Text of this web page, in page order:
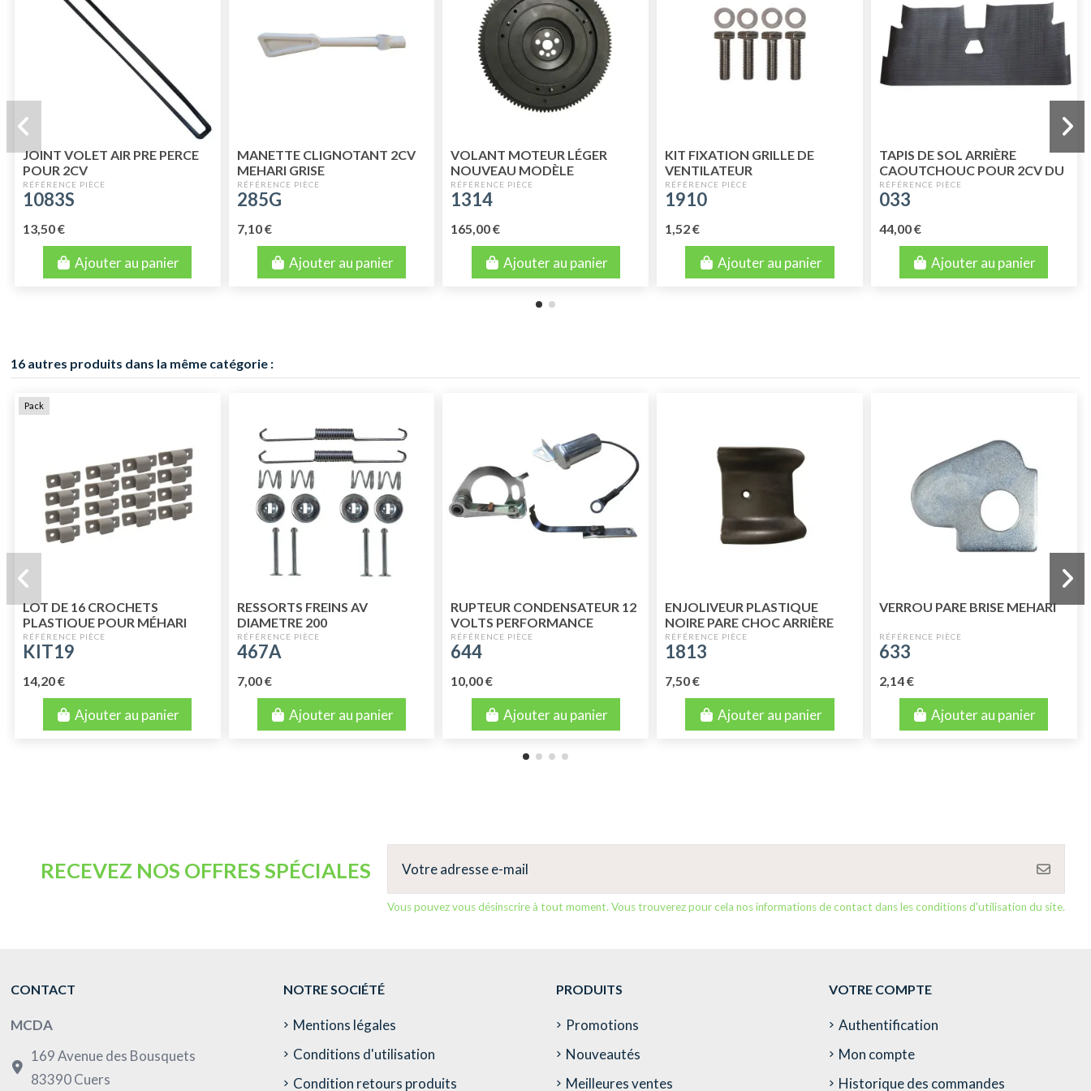
JOINT VOLET AIR PRE PERCE
POUR 2CV
1083S
13,50 €
Ajouter au panier
MANETTE CLIGNOTANT 2CV
MEHARI GRISE
285G
7,10 €
Ajouter au panier
VOLANT MOTEUR LÉGER
NOUVEAU MODÈLE
MONTAGE APRÈS 04/1982
(3CV) NEUF
1314
165,00 €
Ajouter au panier
KIT FIXATION GRILLE DE
VENTILATEUR
1910
1,52 €
Ajouter au panier
TAPIS DE SOL ARRIÈRE
CAOUTCHOUC POUR 2CV DU
02/1970 A 1990
033
44,00 €
Ajouter au panier
16 autres produits dans la même catégorie :
Pack
LOT DE 16 CROCHETS
PLASTIQUE POUR MÉHARI
GRIS
KIT19
14,20 €
Ajouter au panier
RESSORTS FREINS AV
DIAMETRE 200
467A
7,00 €
Ajouter au panier
RUPTEUR CONDENSATEUR 12
VOLTS PERFORMANCE
644
10,00 €
Ajouter au panier
ENJOLIVEUR PLASTIQUE
NOIRE PARE CHOC ARRIÈRE
LARGE
1813
7,50 €
Ajouter au panier
VERROU PARE BRISE MEHARI
633
2,14 €
Ajouter au panier
RECEVEZ NOS OFFRES SPÉCIALES
Vous pouvez vous désinscrire à tout moment. Vous trouverez pour cela nos informations de contact dans les conditions d'utilisation du site.
CONTACT
MCDA
169 Avenue des Bousquets
83390 Cuers
NOTRE SOCIÉTÉ
Mentions légales
Conditions d'utilisation
Condition retours produits
PRODUITS
Promotions
Nouveautés
Meilleures ventes
VOTRE COMPTE
Authentification
Mon compte
Historique des commandes